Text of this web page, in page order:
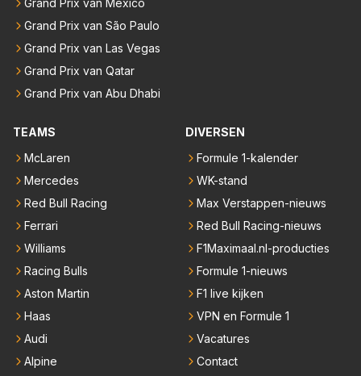
Grand Prix van Mexico
Grand Prix van São Paulo
Grand Prix van Las Vegas
Grand Prix van Qatar
Grand Prix van Abu Dhabi
TEAMS
McLaren
Mercedes
Red Bull Racing
Ferrari
Williams
Racing Bulls
Aston Martin
Haas
Audi
Alpine
DIVERSEN
Formule 1-kalender
WK-stand
Max Verstappen-nieuws
Red Bull Racing-nieuws
F1Maximaal.nl-producties
Formule 1-nieuws
F1 live kijken
VPN en Formule 1
Vacatures
Contact